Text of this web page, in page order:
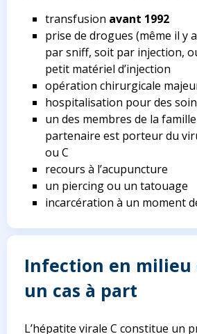
transfusion avant 1992
prise de drogues (même il y
par sniff, soit par injection,
petit matériel d’injection
opération chirurgicale
hospitalisation pour des
un des membres de la
partenaire est porteur du
ou C
recours à l’acupuncture
un piercing ou un tatouage
incarcération à un moment
Infection en milieu
un cas à part
L’hépatite virale C constitue un